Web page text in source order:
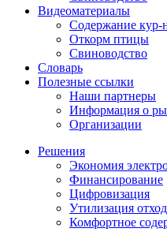
Видеоматериалы
Содержание кур-
Откорм птицы
Свиноводство
Словарь
Полезные ссылки
Наши партнеры
Информация о
Организации
Решения
Экономия
Финансирование
Цифровизация
Утилизация
Комфортное